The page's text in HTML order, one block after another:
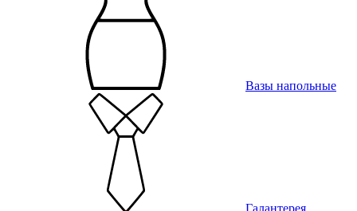
Вазы напольные